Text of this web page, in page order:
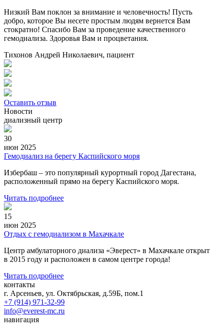
Низкий Вам поклон за внимание и человечность! Пусть
добро, которое Вы несете простым людям вернется Вам
стократно! Спасибо Вам за проведение качественного
гемодиализа. Здоровья Вам и процветания.
Тихонов Андрей Николаевич, пациент
Оставить отзыв
Новости
диализный центр
30
июн 2025
Гемодиализ на берегу Каспийского моря
Избербаш – это популярный курортный город Дагестана,
расположенный прямо на берегу Каспийского моря.
Читать подробнее
15
июн 2025
Отдых с гемодиализом в Махачкале
Центр амбулаторного диализа «Эверест» в Махачкале открыт
в 2015 году и расположен в самом центре города!
Читать подробнее
контакты
г. Арсеньев, ул. Октябрьская, д.59Б, пом.1
+7 (914) 971-32-99
info@everest-mc.ru
навигация